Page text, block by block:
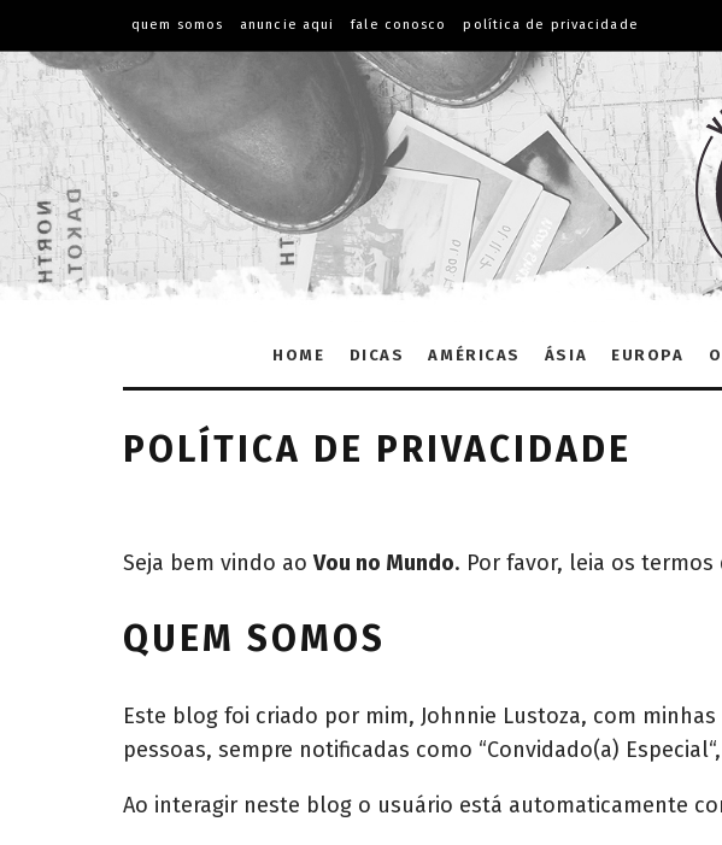
quem somos anuncie aqui fale conosco política de privacidade
HOME DICAS AMÉRICAS ÁSIA EUROPA
POLÍTICA DE PRIVACIDADE
Seja bem vindo ao Vou no Mundo. Por favor, leia os
QUEM SOMOS
Este blog foi criado por mim, Johnnie Lustoza, com
pessoas, sempre notificadas como “Convidado(a)
Ao interagir neste blog o usuário está automaticamente